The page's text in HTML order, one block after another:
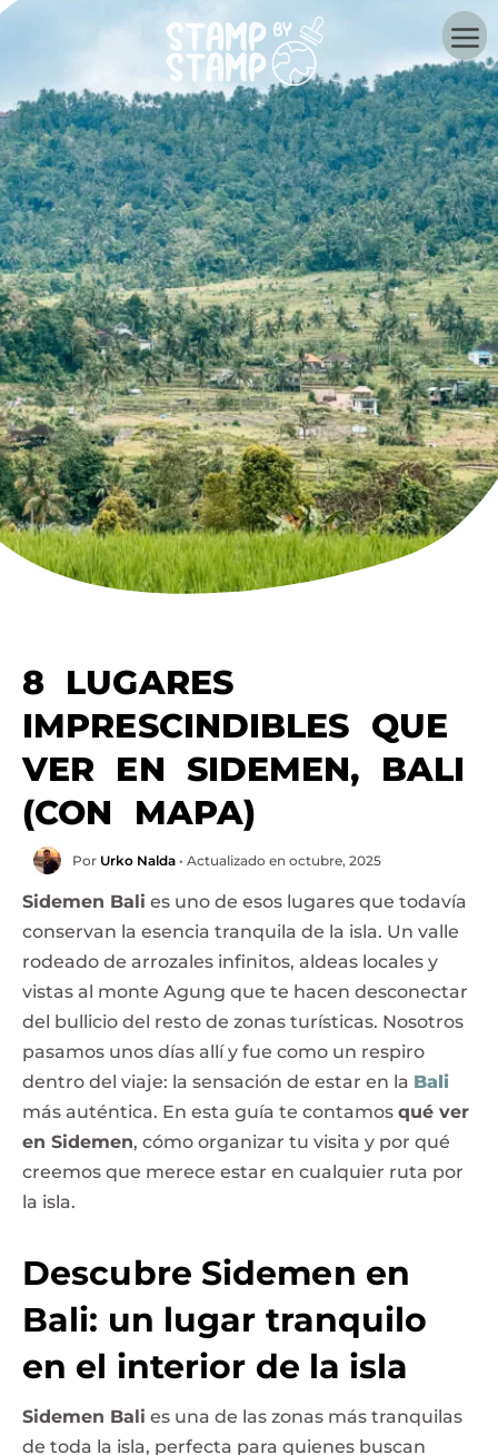
8 LUGARES
IMPRESCINDIBLES QUE
VER EN SIDEMEN, BALI
(CON MAPA)
Por Urko Nalda • Actualizado en octubre, 2025
Sidemen Bali es uno de esos lugares que todavía
conservan la esencia tranquila de la isla. Un valle
rodeado de arrozales infinitos, aldeas locales y
vistas al monte Agung que te hacen desconectar
del bullicio del resto de zonas turísticas. Nosotros
pasamos unos días allí y fue como un respiro
dentro del viaje: la sensación de estar en la Bali
más auténtica. En esta guía te contamos qué ver
en Sidemen, cómo organizar tu visita y por qué
creemos que merece estar en cualquier ruta por
la isla.
Descubre Sidemen en
Bali: un lugar tranquilo
en el interior de la isla
Sidemen Bali es una de las zonas más tranquilas
de toda la isla, perfecta para quienes buscan